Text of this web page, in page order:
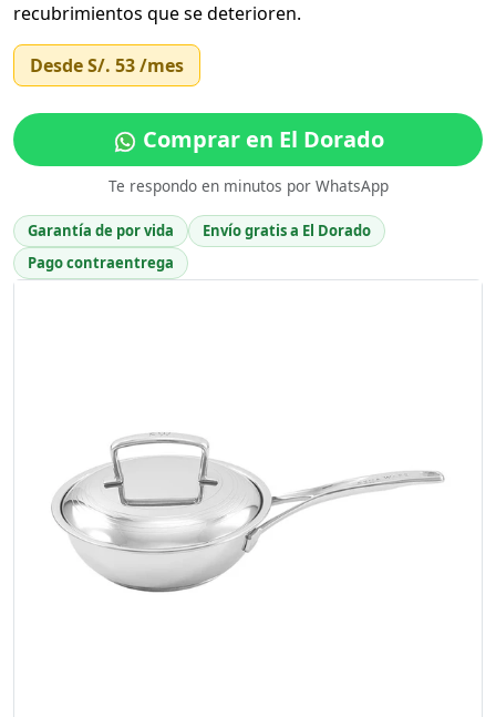
recubrimientos que se deterioren.
DesdeS/. 53/mes
Comprar en El Dorado
Te respondo en minutos por WhatsApp
Garantía de por vida
Envío gratis a El Dorado
Pago contraentrega